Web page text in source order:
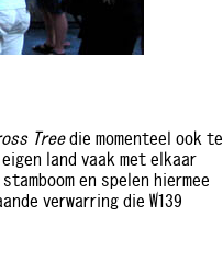
Treedie momenteel ook te
land vaak met elkaar
en spelen hiermee
verwarring die W139